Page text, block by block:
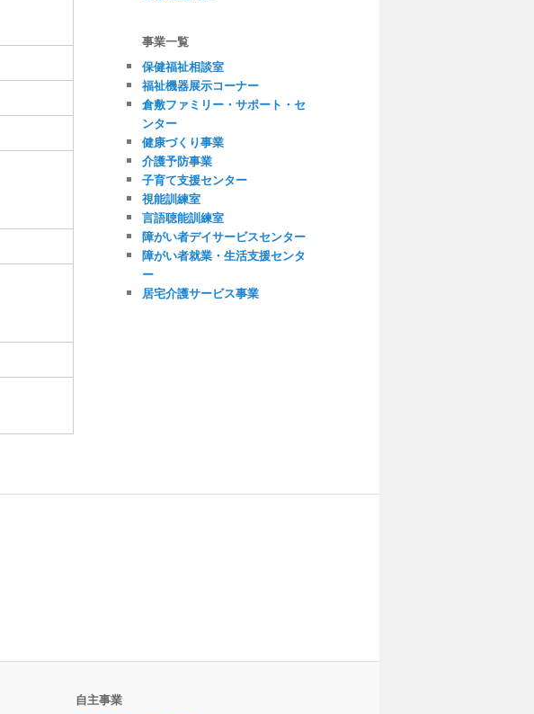
事業一覧
保健福祉相談室
福祉機器展示コーナー
倉敷ファミリー・サポート・セ
ンター
健康づくり事業
介護予防事業
子育て支援センター
視能訓練室
言語聴能訓練室
障がい者デイサービスセンター
障がい者就業・生活支援センタ
ー
居宅介護サービス事業
自主事業